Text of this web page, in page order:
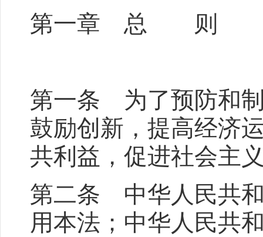
第一章 总 则
第一条 为了预防和
鼓励创新，提高经济
共利益，促进社会主
第二条 中华人民共
用本法；中华人民共